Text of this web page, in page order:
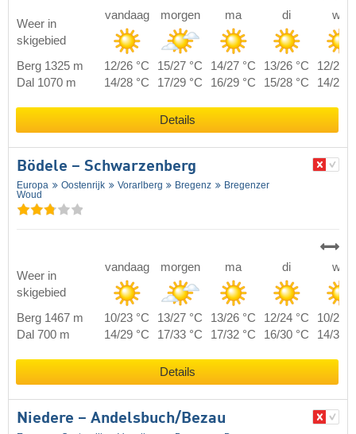
Weer in
skigebied
vandaag morgen ma di wo
Berg 1325 m 12/26 °C 15/27 °C 14/27 °C 13/26 °C
12/26
Dal 1070 m
14/28 °C 17/29 °C 16/29 °C 15/28 °C 14/28
Details
Bödele – Schwarzenberg
Europa Oostenrijk Vorarlberg Bregenz
Bregenzer
Woud
Weer in
skigebied
vandaag morgen ma di wo
Berg 1467 m 10/23 °C 13/27 °C 13/26 °C 12/24 °C
10/24
Dal 700 m
14/29 °C 17/33 °C 17/32 °C 16/30 °C 14/30
Details
Niedere – Andelsbuch/​Bezau